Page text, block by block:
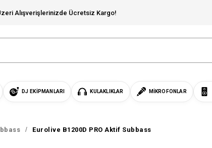
Alışverişlerinizde Ücretsiz Kargo!
DJ EKIPMANLARI KULAKLIKLAR MIKROFONLAR
Eurolive B1200D PRO Aktif Subbass